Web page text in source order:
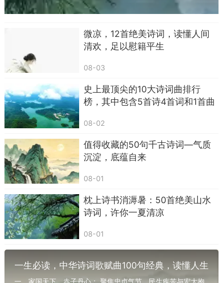
卢侍御虚舟》
15. 安能摧眉折腰事权贵，使我不得开心颜。
——《梦游天姥吟留别》
16. 黄河万里触山动，盘涡毂转秦地雷。——
17. 登高壮观天地间，大江茫茫去不还。——
《庐山谣寄卢侍御虚舟》
《上李邕》
19. 飞流直下三千尺，疑是银河落九天。——
《望庐山瀑布》
20. 山高路且长，登高望故乡。——《北上
行》
21. 明月出天山，苍茫云海间。——《关山月》
微凉，12首绝美诗词，读懂人间
清欢，足以慰籍平生
08-03
史上最顶尖的10大诗词曲排行
榜，其中包含5首诗4首词和1首曲
08-02
值得收藏的50句千古诗词—气质
沉淀，底蕴自来
08-01
枕上诗书消溽暑：50首绝美山水
诗词，许你一夏清凉
08-01
一生必读，中华诗词歌赋曲100句经典，读懂人生
几度秋（建议收藏/常读常新）
一、家国天下，赤子丹心： 聚焦忠贞气节、民生疾苦与宏大抱